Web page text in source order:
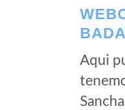
Aqui